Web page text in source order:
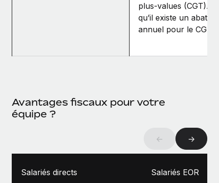
plus‑values (CGT).
qu’il existe un
annuel pour le CGT.
Avantages fiscaux pour votre
équipe ?
← →
Salariés directs Salariés EOR